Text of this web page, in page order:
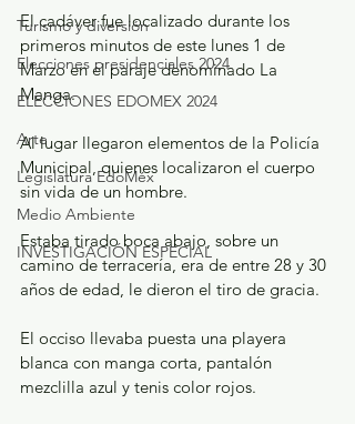
Turismo y diversión
Elecciones presidenciales 2024
ELECCIONES EDOMEX 2024
Arte
Legislatura EdoMéx
Medio Ambiente
INVESTIGACIÓN ESPECIAL
El cadáver fue localizado durante los
primeros minutos de este lunes 1 de
Marzo en el paraje denominado La
Manga.
Al lugar llegaron elementos de la Policía
Municipal, quienes localizaron el cuerpo
sin vida de un hombre.
Estaba tirado boca abajo, sobre un
camino de terracería, era de entre 28 y 30
años de edad, le dieron el tiro de gracia.
El occiso llevaba puesta una playera
blanca con manga corta, pantalón
mezclilla azul y tenis color rojos.